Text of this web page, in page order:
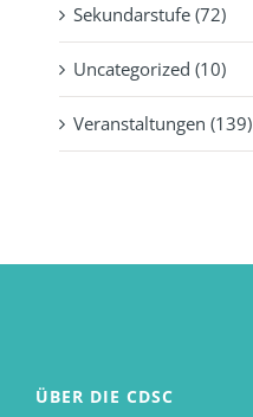
Sekundarstufe (72)
Uncategorized (10)
Veranstaltungen (139)
ÜBER DIE CDSC